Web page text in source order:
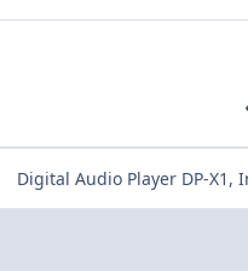
Digital Audio Player DP-